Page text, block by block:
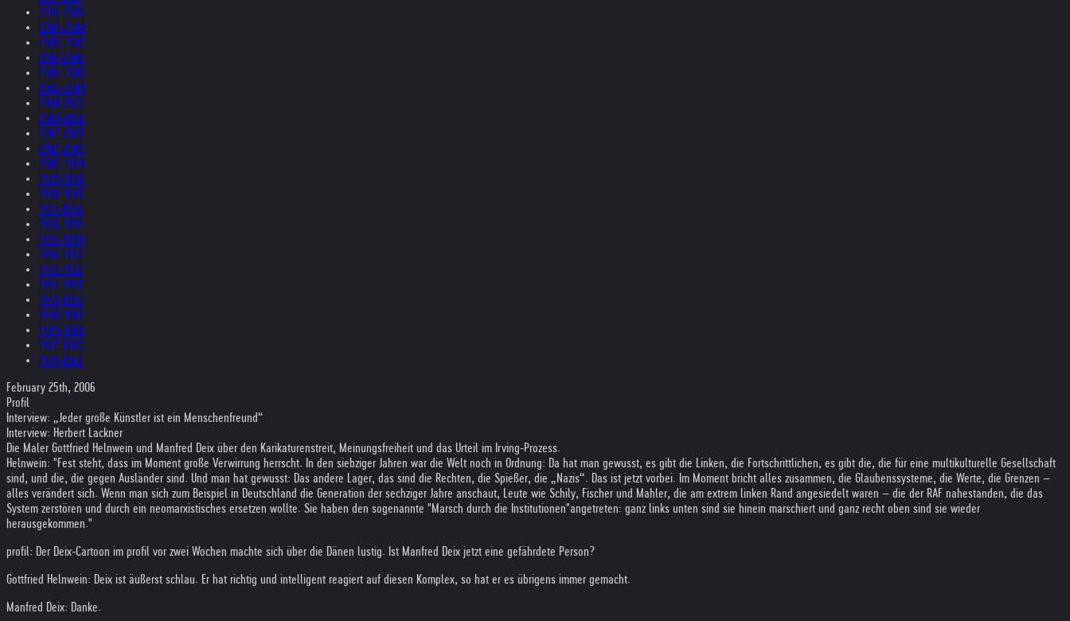
2010-2009
2009-2008
2008-2007
2007-2006
2006-2005
2005-2004
2004-2003
2003-2002
2002-2001
2001-2000
2000-1999
1999-1998
1998-1997
1997-1996
1996-1995
1995-1994
1994-1993
1993-1992
1992-1991
1991-1990
1990-1989
1989-1988
1987-1980
1979-1969
February 25th, 2006
Profil
Interview: „Jeder große Künstler ist ein Menschenfreund“
Interview: Herbert Lackner
Die Maler Gottfried Helnwein und Manfred Deix über den Karikaturenstreit, Meinungsfreiheit und das Urteil im Irving-Prozess.
Helnwein: "Fest steht, dass im Moment große Verwirrung herrscht. In den siebziger Jahren war die Welt noch in Ordnung: Da hat man gewusst, es gibt die Linken, die Fortschrittlichen, es gibt die, die für eine multikulturelle Gesellschaft
sind, und die, die gegen Ausländer sind. Und man hat gewusst: Das andere Lager, das sind die Rechten, die Spießer, die „Nazis“. Das ist jetzt vorbei. Im Moment bricht alles zusammen, die Glaubenssysteme, die Werte, die Grenzen –
alles verändert sich. Wenn man sich zum Beispiel in Deutschland die Generation der sechziger Jahre anschaut, Leute wie Schily, Fischer und Mahler, die am extrem linken Rand angesiedelt waren – die der RAF nahestanden, die das
System zerstören und durch ein neomarxistisches ersetzen wollte. Sie haben den sogenannte "Marsch durch die Institutionen"angetreten: ganz links unten sind sie hinein marschiert und ganz recht oben sind sie wieder
herausgekommen."
profil: Der Deix-Cartoon im profil vor zwei Wochen machte sich über die Dänen lustig. Ist Manfred Deix jetzt eine gefährdete Person?
Gottfried Helnwein: Deix ist äußerst schlau. Er hat richtig und intelligent reagiert auf diesen Komplex, so hat er es übrigens immer gemacht.
Manfred Deix: Danke.